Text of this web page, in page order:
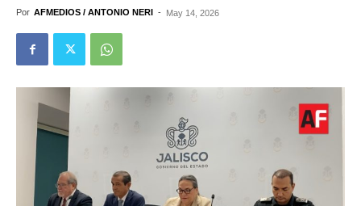
Por AFMEDIOS / ANTONIO NERI - May 14, 2026